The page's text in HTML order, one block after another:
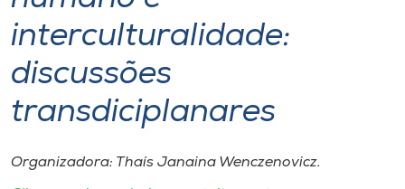
Biblioteca
Editora
Rádio
Museu
interculturalidade:
discussões
transdiciplanares
Organizadora: Thaís Janaina Wenczenovicz.